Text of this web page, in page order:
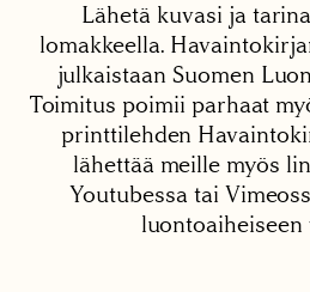
Lähetä kuvasi ja
lomakkeella.
julkaistaan Suomen
Toimitus poimii parhaat
printtilehden
lähettää meille myös
Youtubessa tai
luontoaiheiseen